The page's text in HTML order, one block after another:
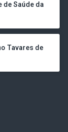
de Saúde da
Tavares de